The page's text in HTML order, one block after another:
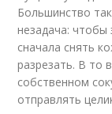
Большинство
незадача:
сначала снять
разрезать. В то
собственном
отправлять